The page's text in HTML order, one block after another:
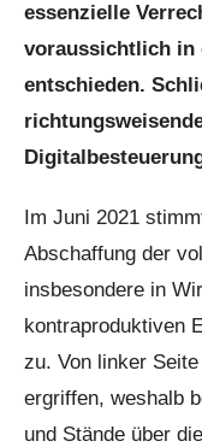
essenzielle
voraussichtlich in
entschieden.
Im Juni 2021
Abschaffung der
insbesondere in
kontraproduktiven
zu. Von linker
ergriffen, weshalb
und Stände über